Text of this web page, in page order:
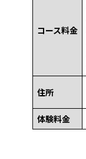
コース料金
住所
体験料金